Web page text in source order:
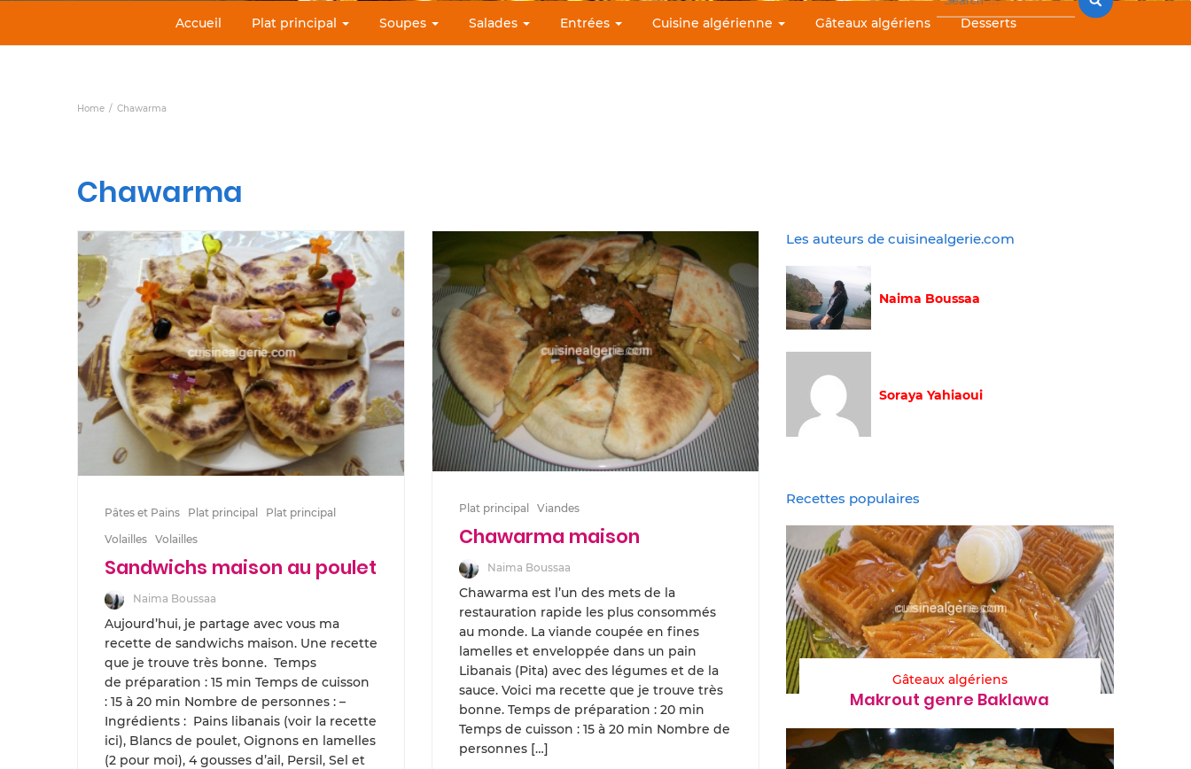
Accueil Plat principal Soupes Salades Entrées Cuisine algérienne Gâteaux algériens Desserts
Home Chawarma
Chawarma
Pâtes et Pains Plat principal
Plat principal
Volailles Volailles
Sandwichs maison au poulet
Naima Boussaa
Aujourd’hui, je partage avec vous ma
recette de sandwichs maison. Une recette
que je trouve très bonne. Temps
de préparation : 15 min Temps de cuisson
: 15 à 20 min Nombre de personnes : –
Ingrédients : Pains libanais (voir la recette
ici), Blancs de poulet, Oignons en lamelles
(2 pour moi), 4 gousses d’ail, Persil, Sel et
Plat principal Viandes
Chawarma maison
Naima Boussaa
Chawarma est l’un des mets de la
restauration rapide les plus consommés
au monde. La viande coupée en fines
lamelles et enveloppée dans un pain
Libanais (Pita) avec des légumes et de la
sauce. Voici ma recette que je trouve très
bonne. Temps de préparation : 20 min
Temps de cuisson : 15 à 20 min Nombre de
personnes […]
Les auteurs de cuisinealgerie.com
Naima Boussaa
Soraya Yahiaoui
Recettes populaires
Gâteaux algériens
Makrout genre Baklawa